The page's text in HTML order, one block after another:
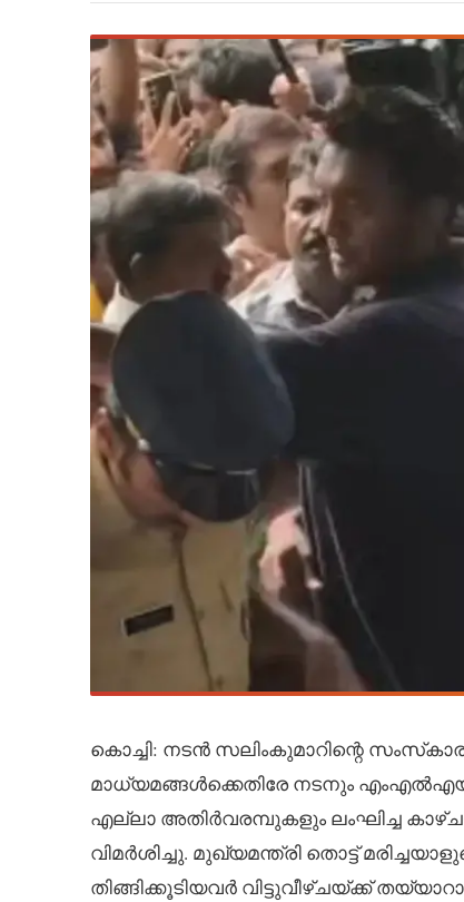
കൊച്ചി: നടൻ സലിംകുമാറിന്റെ
മാധ്യമങ്ങൾക്കെതിരേ നടനും
എല്ലാ അതിർവരമ്പുകളും ലംഘിച്ച
വിമർശിച്ചു. മുഖ്യമന്ത്രി തൊട്ട്
തിങ്ങിക്കൂടിയവർ വിട്ടുവീഴ്ചയ്ക്ക്